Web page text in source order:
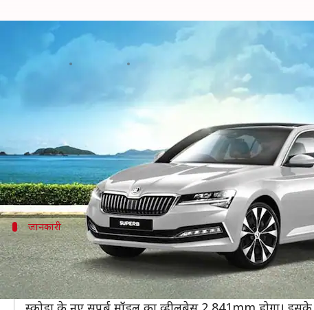
लॉन्चिंग से पहले ही सामने आई नई
लेखन
क्या है खबर?
स्कोडा इस साल भारतीय बाजार में अपनी कई धांसू कारें
कंपनी जल्द ही अपनी लोकप्रिय सेडान कार सुपर्ब के 2021
अभी स्कोडा ने इसकी आधिकारिक लॉन्चिंग डेट की घोषणा
जानकारी
कई फीचर्स से लैस होगी कार
यह सेडान सन रूफ और मून रूफ फीचर से लैस होगी। हालांकि,
इसके अलावा सामने की तरफ इस सेडान में क्रोम ग्रिल लगाया